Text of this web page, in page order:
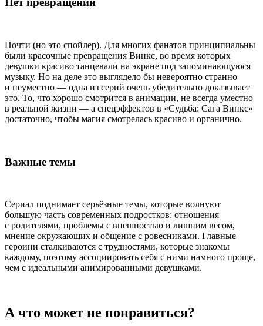
Почти (но это спойлер). Для многих фанатов принципиальны
были красочные превращения Винкс, во время которых
девушки красиво танцевали на экране под запоминающуюся
музыку. Но на деле это выглядело бы невероятно странно
и неуместно — одна из серий очень убедительно доказывает
это. То, что хорошо смотрится в анимации, не всегда уместно
в реальной жизни — а спецэффектов в «Судьба: Сага Винкс»
достаточно, чтобы магия смотрелась красиво и органично.
Важные темы
Сериал поднимает серьёзные темы, которые волнуют
большую часть современных подростков: отношения
с родителями, проблемы с внешностью и лишним весом,
мнение окружающих и общение с ровесниками. Главные
героини сталкиваются с трудностями, которые знакомы
каждому, поэтому ассоциировать себя с ними намного проще,
чем с идеальными анимированными девушками.
А что может не понравиться?